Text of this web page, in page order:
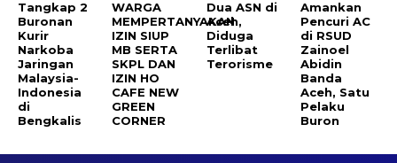
Tangkap 2
Buronan
Kurir
Narkoba
Jaringan
Malaysia-
Indonesia
di
Bengkalis
WARGA
MEMPERTANYAKAN
IZIN SIUP
MB SERTA
SKPL DAN
IZIN HO
CAFE NEW
GREEN
CORNER
Dua ASN di
Aceh,
Diduga
Terlibat
Terorisme
Amankan
Pencuri AC
di RSUD
Zainoel
Abidin
Banda
Aceh, Satu
Pelaku
Buron